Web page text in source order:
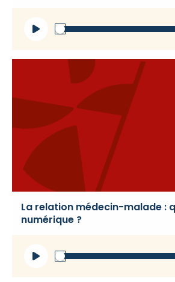
Lecteur
audio
La relation médecin-malade :
numérique ?
Lecteur
audio